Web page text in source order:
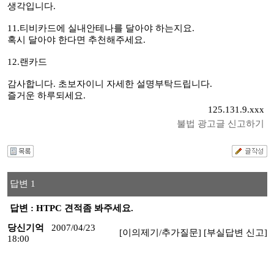
생각입니다.
11.티비카드에 실내안테나를 달아야 하는지요.
혹시 달아야 한다면 추천해주세요.
12.랜카드
감사합니다. 초보자이니 자세한 설명부탁드립니다.
즐거운 하루되세요.
125.131.9.xxx
불법 광고글 신고하기
답변 1
답변 : HTPC 견적좀 봐주세요.
당신기억
2007/04/23
18:00
[이의제기/추가질문] [부실답변 신고]